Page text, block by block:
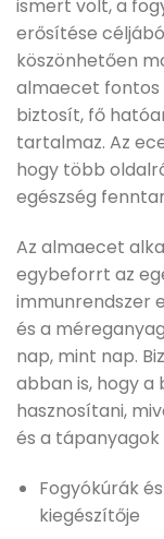
ismert volt, a
erősítése
köszönhetően
almaecet fontos
biztosít, fő
tartalmaz. Az
hogy több
egészség
Az almaecet
egybeforrt az
immunrendszer
és a
nap, mint nap.
abban is, hogy
hasznosítani,
és a
Fogyókúrák
kiegészítője